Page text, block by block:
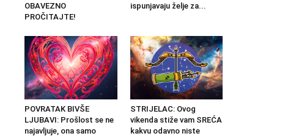
OBAVEZNO
PROČITAJTE!
ispunjavaju želje za...
POVRATAK BIVŠE
LJUBAVI: Prošlost se ne
najavljuje, ona samo
STRIJELAC: Ovog
vikenda stiže vam SREĆA
kakvu odavno niste